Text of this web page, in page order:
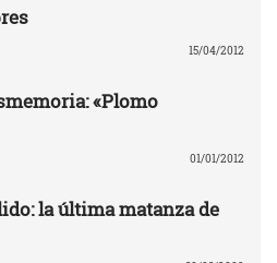
15/04/2012
«Plomo
01/01/2012
la última matanza de